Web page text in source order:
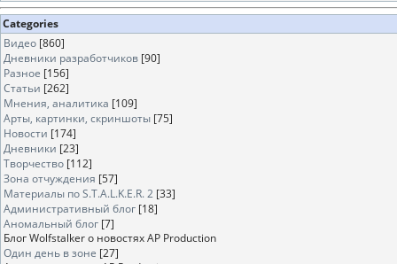
Categories
Видео [860]
Дневники разработчиков [90]
Разное [156]
Статьи [262]
Мнения, аналитика [109]
Арты, картинки, скриншоты [75]
Новости [174]
Дневники [23]
Творчество [112]
Зона отчуждения [57]
Материалы по S.T.A.L.K.E.R. 2 [33]
Административный блог [18]
Аномальный блог [7]
Блог Wolfstalker о новостях AP Production
Один день в зоне [27]